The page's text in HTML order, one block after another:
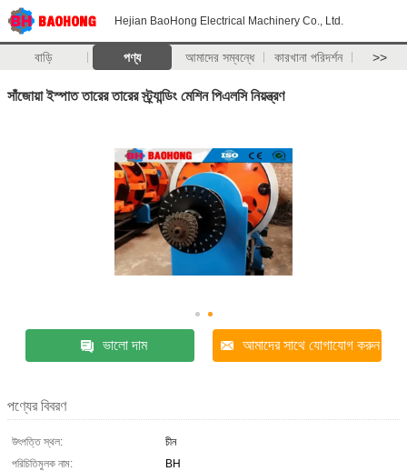
Hejian BaoHong Electrical Machinery Co., Ltd.
বাড়ি পণ্য আমাদের সম্বন্ধে কারখানা পরিদর্শন >>
সাঁজোয়া ইস্পাত তারের তারের স্ট্র্যান্ডিং মেশিন পিএলসি নিয়ন্ত্রণ
ভালো দাম আমাদের সাথে যোগাযোগ করুন
পণ্যের বিবরণ
উৎপত্তি স্থল:
চীন
পরিচিতিমুলক নাম:
BH